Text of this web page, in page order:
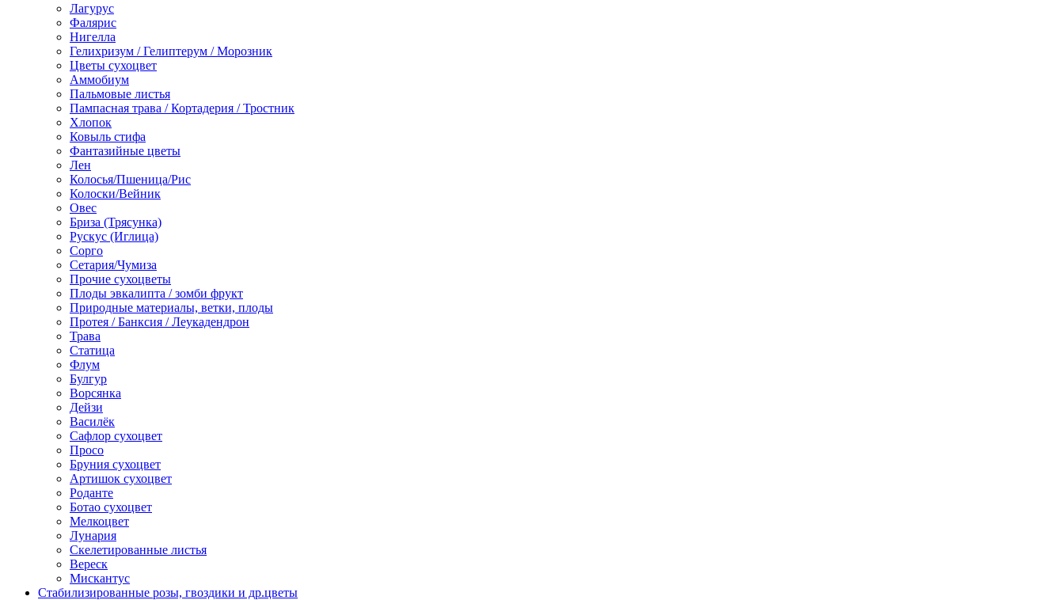
Лагурус
Фалярис
Нигелла
Гелихризум / Гелиптерум / Морозник
Цветы сухоцвет
Аммобиум
Пальмовые листья
Пампасная трава / Кортадерия / Тростник
Хлопок
Ковыль стифа
Фантазийные цветы
Лен
Колосья/Пшеница/Рис
Колоски/Вейник
Овес
Бриза (Трясунка)
Рускус (Иглица)
Сорго
Сетария/Чумиза
Прочие сухоцветы
Плоды эвкалипта / зомби фрукт
Природные материалы, ветки, плоды
Протея / Банксия / Леукадендрон
Трава
Статица
Флум
Булгур
Ворсянка
Дейзи
Василёк
Сафлор сухоцвет
Просо
Бруния сухоцвет
Артишок сухоцвет
Роданте
Ботао сухоцвет
Мелкоцвет
Лунария
Скелетированные листья
Вереск
Мискантус
Стабилизированные розы, гвоздики и др.цветы